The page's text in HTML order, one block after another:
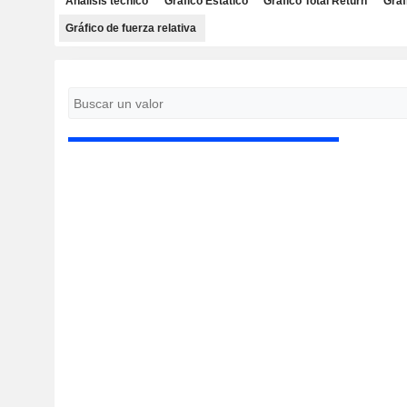
Gráfico de fuerza relativa